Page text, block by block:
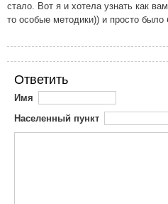
стало. Вот я и хотела узнать как
то особые методики)) и просто было
Ответить
Имя
Населенный пункт